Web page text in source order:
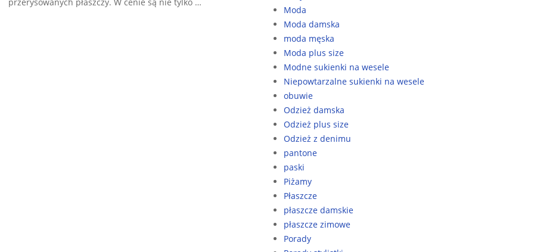
Moda
Moda damska
moda męska
Moda plus size
Modne sukienki na wesele
Niepowtarzalne sukienki na wesele
obuwie
Odzież damska
Odzież plus size
Odzież z denimu
pantone
paski
Piżamy
Płaszcze
płaszcze damskie
płaszcze zimowe
Porady